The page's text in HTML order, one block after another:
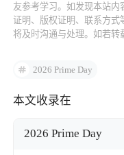
友参考学习。如发现本站
证明、版权证明、联系方式
将及时沟通与处理。如若转
2026 Prime Day
本文收录在
2026 Prime Day